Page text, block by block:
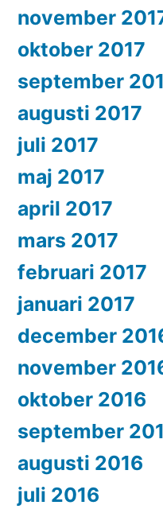
november
oktober 2017
september
augusti 2017
juli 2017
maj 2017
april 2017
mars 2017
februari 2017
januari 2017
december
november
oktober 2016
september
augusti 2016
juli 2016